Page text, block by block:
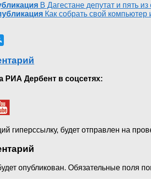
В Дагестане депутат и пять
Как собрать свой компьютер
РИА Дербент в соцсетях:
гиперссылку, будет отправлен на
опубликован. Обязательные поля